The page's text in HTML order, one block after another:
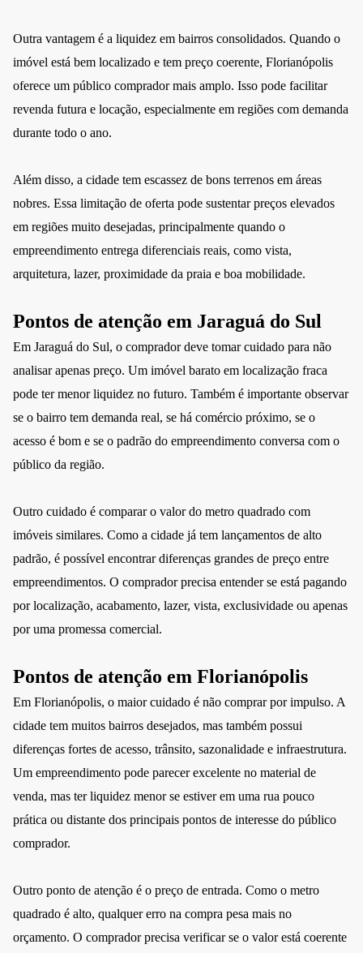
Outra vantagem é a liquidez em bairros consolidados. Quando o
imóvel está bem localizado e tem preço coerente, Florianópolis
oferece um público comprador mais amplo. Isso pode facilitar
revenda futura e locação, especialmente em regiões com demanda
durante todo o ano.
Além disso, a cidade tem escassez de bons terrenos em áreas
nobres. Essa limitação de oferta pode sustentar preços elevados
em regiões muito desejadas, principalmente quando o
empreendimento entrega diferenciais reais, como vista,
arquitetura, lazer, proximidade da praia e boa mobilidade.
Pontos de atenção em Jaraguá do Sul
Em Jaraguá do Sul, o comprador deve tomar cuidado para não
analisar apenas preço. Um imóvel barato em localização fraca
pode ter menor liquidez no futuro. Também é importante observar
se o bairro tem demanda real, se há comércio próximo, se o
acesso é bom e se o padrão do empreendimento conversa com o
público da região.
Outro cuidado é comparar o valor do metro quadrado com
imóveis similares. Como a cidade já tem lançamentos de alto
padrão, é possível encontrar diferenças grandes de preço entre
empreendimentos. O comprador precisa entender se está pagando
por localização, acabamento, lazer, vista, exclusividade ou apenas
por uma promessa comercial.
Pontos de atenção em Florianópolis
Em Florianópolis, o maior cuidado é não comprar por impulso. A
cidade tem muitos bairros desejados, mas também possui
diferenças fortes de acesso, trânsito, sazonalidade e infraestrutura.
Um empreendimento pode parecer excelente no material de
venda, mas ter liquidez menor se estiver em uma rua pouco
prática ou distante dos principais pontos de interesse do público
comprador.
Outro ponto de atenção é o preço de entrada. Como o metro
quadrado é alto, qualquer erro na compra pesa mais no
orçamento. O comprador precisa verificar se o valor está coerente